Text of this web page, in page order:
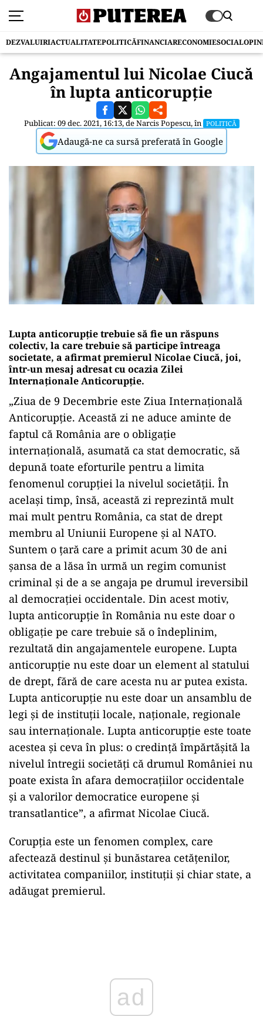
DEZVALUIRIACTUALITATEPOLITICĂFINANCIARECONOMIESOCIAL
Angajamentul lui Nicolae Ciucă
în lupta anticorupție
Publicat: 09 dec. 2021, 16:13, deNarcis Popescu, în POLITICĂ
Adaugă-ne ca sursă preferată în Google
Lupta anticorupţie trebuie să fie un răspuns
colectiv, la care trebuie să participe întreaga
societate, a afirmat premierul Nicolae Ciucă, joi,
într-un mesaj adresat cu ocazia Zilei
Internaţionale Anticorupţie.
„Ziua de 9 Decembrie este Ziua Internaţională
Anticorupţie. Această zi ne aduce aminte de
faptul că România are o obligaţie
internaţională, asumată ca stat democratic, să
depună toate eforturile pentru a limita
fenomenul corupţiei la nivelul societăţii. În
acelaşi timp, însă, această zi reprezintă mult
mai mult pentru România, ca stat de drept
membru al Uniunii Europene şi al NATO.
Suntem o ţară care a primit acum 30 de ani
şansa de a lăsa în urmă un regim comunist
criminal şi de a se angaja pe drumul ireversibil
al democraţiei occidentale. Din acest motiv,
lupta anticorupţie în România nu este doar o
obligaţie pe care trebuie să o îndeplinim,
rezultată din angajamentele europene. Lupta
anticorupţie nu este doar un element al statului
de drept, fără de care acesta nu ar putea exista.
Lupta anticorupţie nu este doar un ansamblu de
legi şi de instituţii locale, naţionale, regionale
sau internaţionale. Lupta anticorupţie este toate
acestea şi ceva în plus: o credinţă împărtăşită la
nivelul întregii societăţi că drumul României nu
poate exista în afara democraţiilor occidentale
şi a valorilor democratice europene şi
transatlantice”, a afirmat Nicolae Ciucă.
Corupţia este un fenomen complex, care
afectează destinul şi bunăstarea cetăţenilor,
activitatea companiilor, instituţii şi chiar state, a
adăugat premierul.